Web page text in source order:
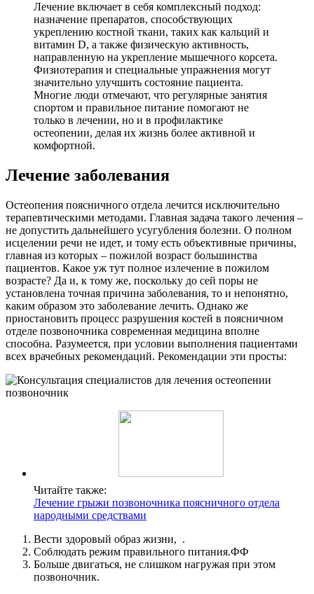
Лечение включает в себя комплексный подход:
назначение препаратов, способствующих
укреплению костной ткани, таких как кальций и
витамин D, а также физическую активность,
направленную на укрепление мышечного корсета.
Физиотерапия и специальные упражнения могут
значительно улучшить состояние пациента.
Многие люди отмечают, что регулярные занятия
спортом и правильное питание помогают не
только в лечении, но и в профилактике
остеопении, делая их жизнь более активной и
комфортной.
Лечение заболевания
Остеопения поясничного отдела лечится исключительно
терапевтическими методами. Главная задача такого лечения –
не допустить дальнейшего усугубления болезни. О полном
исцелении речи не идет, и тому есть объективные причины,
главная из которых – пожилой возраст большинства
пациентов. Какое уж тут полное излечение в пожилом
возрасте? Да и, к тому же, поскольку до сей поры не
установлена точная причина заболевания, то и непонятно,
каким образом это заболевание лечить. Однако же
приостановить процесс разрушения костей в поясничном
отделе позвоночника современная медицина вполне
способна. Разумеется, при условии выполнения пациентами
всех врачебных рекомендаций. Рекомендации эти просты:
Читайте также:
Лечение грыжи позвоночника поясничного отдела
народными средствами
Вести здоровый образ жизни, .
Соблюдать режим правильного питания.ФФ
Больше двигаться, не слишком нагружая при этом
позвоночник.